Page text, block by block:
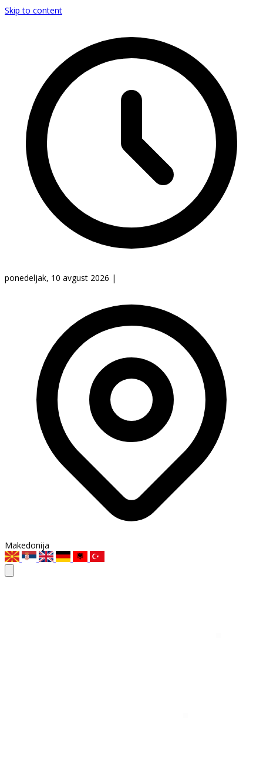
Skip to content
ponedeljak, 10 avgust 2026 |
Makedonija